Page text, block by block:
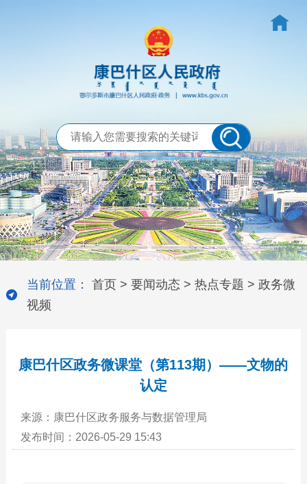
当前位置： 首页 > 要闻动态 > 热点专题 > 政务微
视频
康巴什区政务微课堂（第113期）——文物的
认定
来源：康巴什区政务服务与数据管理局
发布时间：2026-05-29 15:43